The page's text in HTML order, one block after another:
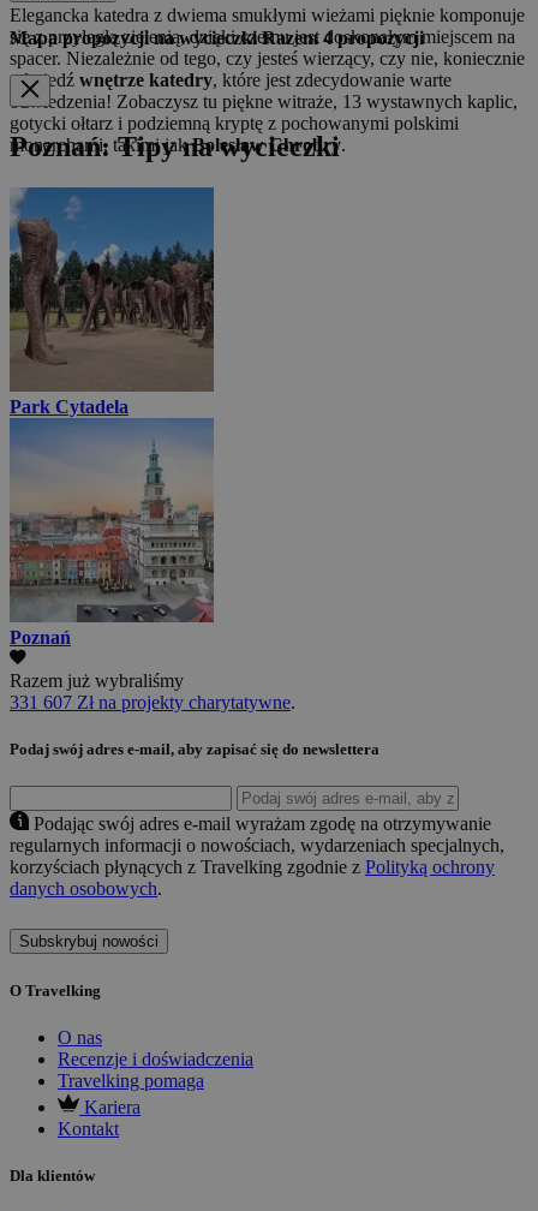
Elegancka katedra z dwiema smukłymi wieżami pięknie komponuje
się z przyległą zielenią, dzięki czemu jest doskonałym miejscem na
spacer. Niezależnie od tego, czy jesteś wierzący, czy nie, koniecznie
odwiedź wnętrze katedry, które jest zdecydowanie warte
odwiedzenia! Zobaczysz tu piękne witraże, 13 wystawnych kaplic,
gotycki ołtarz i podziemną kryptę z pochowanymi polskimi
monarchami, takimi jakBolesław Chrobry.
Mapa propozycji na wycieczkiRazem4propozycji
Poznań: Tipy na wycieczki
Park Cytadela
Poznań
Razem już wybraliśmy
331 607 Zł na projekty charytatywne.
Podaj swój adres e-mail, aby zapisać się do newslettera
Podając swój adres e-mail wyrażam zgodę na otrzymywanie
regularnych informacji o nowościach, wydarzeniach specjalnych,
korzyściach płynących z Travelking zgodnie z Polityką ochrony
danych osobowych.
Subskrybuj nowości
O Travelking
O nas
Recenzje i doświadczenia
Travelking pomaga
Kariera
Kontakt
Dla klientów